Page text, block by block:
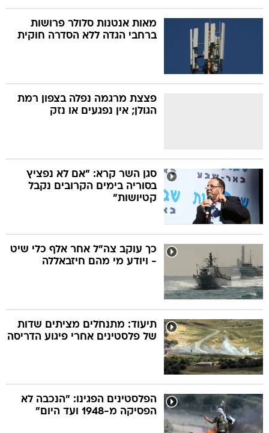
מאות אנטנות סלולר פרושות
ברחבי הגדה ללא הסדרה חוקית
פצצת מרגמה נפלה בצפון רמת
הגולן; אין נפגעים או נזק
סגן השר קרא: "אם לא נפציץ
בסוריה בימים הקרובים נקבל
קטיושות"
כך עוקב צה"ל אחר אלף כלי שיט
- ויודע מי מהם חיזבאללה
תיעוד: מתנחלים מציתים שדות
של פלסטינים אחרי פיגוע הדריסה
הפלסטינים הפגינו: "הנכבה לא
הפסיקה מ-1948 ועד היום"